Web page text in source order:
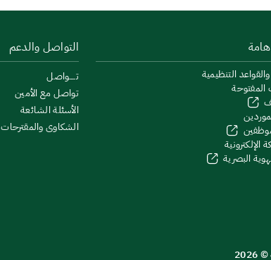
التنظيمية
المفتوحة
الإلكترونية
البصرية
التواصل والدعم
تــــواصل
تواصل مع الأمين
الأسئلة الشائعة
الشكاوى والمقترحات